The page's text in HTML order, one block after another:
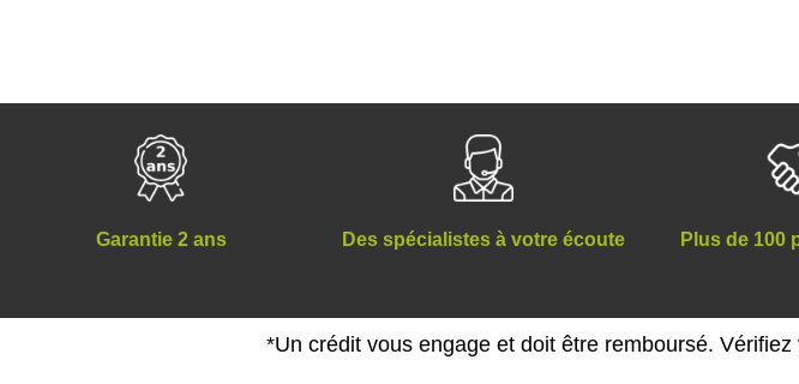
Garantie 2 ans Des spécialistes à votre écoute Plus de 100
*Un crédit vous engage et doit être remboursé.